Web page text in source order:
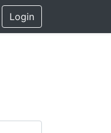
Login